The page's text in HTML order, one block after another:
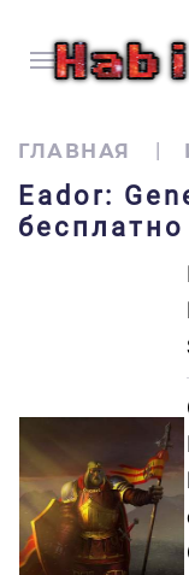
ГЛАВНАЯ
Eador: